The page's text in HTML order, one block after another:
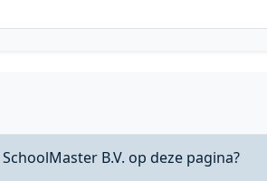
B.V. op deze pagina?